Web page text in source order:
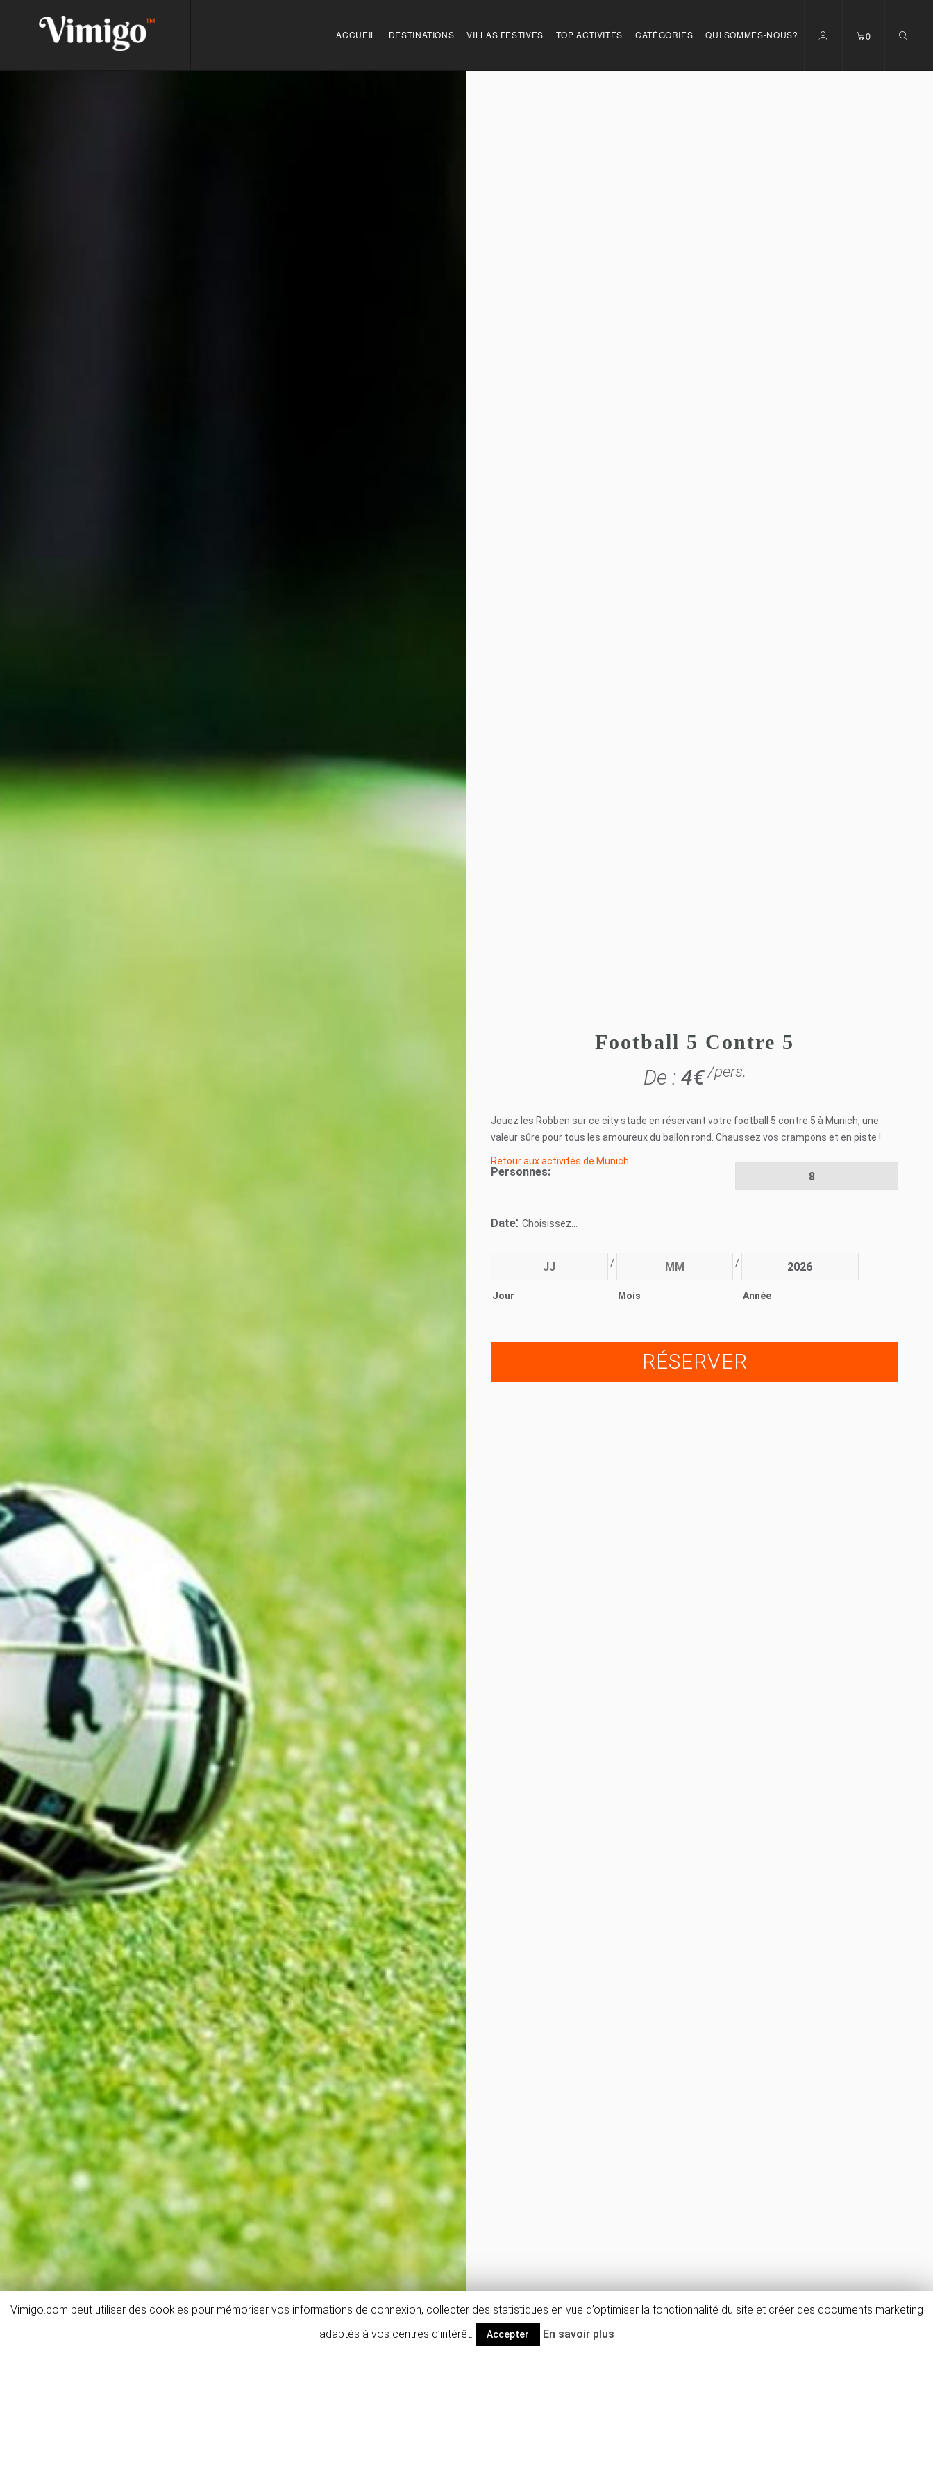
ACCUEIL DESTINATIONS VILLAS FESTIVES TOP ACTIVITÉS CATÉGORIES QUI SOMMES-NOUS? 0
Football 5 Contre 5
De : 4€/pers.
Jouez les Robben sur ce city stade en réservant votre football 5 contre 5 à Munich, une
valeur sûre pour tous les amoureux du ballon rond. Chaussez vos crampons et en piste !
Retour aux activités de Munich
Personnes:
Date:Choisissez...
Jour
/
Mois
/
Année
RÉSERVER
Vimigo.com peut utiliser des cookies pour mémoriser vos informations de connexion, collecter des statistiques en vue d’optimiser la fonctionnalité du site et créer des documents marketing
adaptés à vos centres d’intérêt.
Accepter En savoir plus